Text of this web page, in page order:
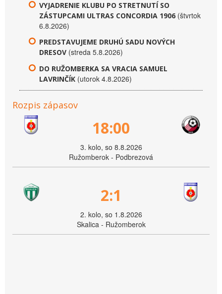
VYJADRENIE KLUBU PO STRETNUTÍ SO
ZÁSTUPCAMI ULTRAS CONCORDIA 1906 (štvrtok
6.8.2026)
PREDSTAVUJEME DRUHÚ SADU NOVÝCH
DRESOV (streda 5.8.2026)
DO RUŽOMBERKA SA VRACIA SAMUEL
LAVRINČÍK (utorok 4.8.2026)
Rozpis zápasov
18:00
3. kolo, so 8.8.2026
Ružomberok - Podbrezová
2:1
2. kolo, so 1.8.2026
Skalica - Ružomberok